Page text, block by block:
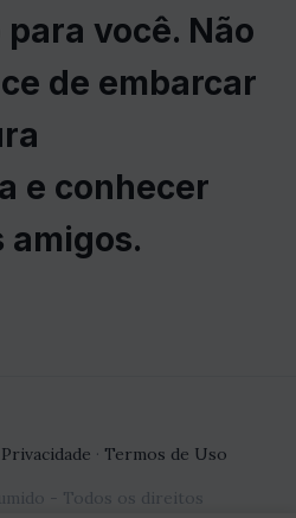
você. Não
de embarcar
e conhecer
amigos.
Privacidade · Termos de Uso
- Todos os direitos